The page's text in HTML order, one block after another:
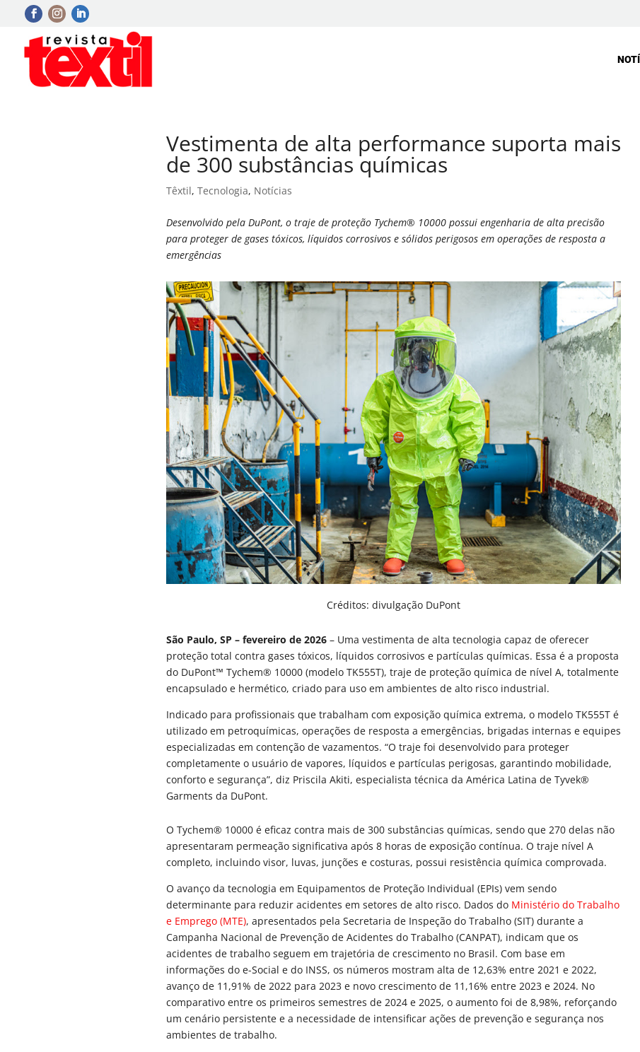
Vestimenta de alta performance suporta mais
de 300 substâncias químicas
Têxtil,Tecnologia, Notícias
Desenvolvido pela DuPont, o traje de proteção Tychem® 10000 possui engenharia de alta precisão
para proteger de gases tóxicos, líquidos corrosivos e sólidos perigosos em operações de resposta a
emergências
Créditos: divulgação DuPont
São Paulo, SP – fevereiro de 2026 – Uma vestimenta de alta tecnologia capaz de oferecer
proteção total contra gases tóxicos, líquidos corrosivos e partículas químicas. Essa é a proposta
do DuPont™ Tychem® 10000 (modelo TK555T), traje de proteção química de nível A, totalmente
encapsulado e hermético, criado para uso em ambientes de alto risco industrial.
Indicado para profissionais que trabalham com exposição química extrema, o modelo TK555T é
utilizado em petroquímicas, operações de resposta a emergências, brigadas internas e equipes
especializadas em contenção de vazamentos. “O traje foi desenvolvido para proteger
completamente o usuário de vapores, líquidos e partículas perigosas, garantindo mobilidade,
conforto e segurança”, diz Priscila Akiti, especialista técnica da América Latina de Tyvek®
Garments da DuPont.
O Tychem® 10000 é eficaz contra mais de 300 substâncias químicas, sendo que 270 delas não
apresentaram permeação significativa após 8 horas de exposição contínua. O traje nível A
completo, incluindo visor, luvas, junções e costuras, possui resistência química comprovada.
O avanço da tecnologia em Equipamentos de Proteção Individual (EPIs) vem sendo
determinante para reduzir acidentes em setores de alto risco. Dados do Ministério do Trabalho
e Emprego (MTE), apresentados pela Secretaria de Inspeção do Trabalho (SIT) durante a
Campanha Nacional de Prevenção de Acidentes do Trabalho (CANPAT), indicam que os
acidentes de trabalho seguem em trajetória de crescimento no Brasil. Com base em
informações do e-Social e do INSS, os números mostram alta de 12,63% entre 2021 e 2022,
avanço de 11,91% de 2022 para 2023 e novo crescimento de 11,16% entre 2023 e 2024. No
comparativo entre os primeiros semestres de 2024 e 2025, o aumento foi de 8,98%, reforçando
um cenário persistente e a necessidade de intensificar ações de prevenção e segurança nos
ambientes de trabalho.